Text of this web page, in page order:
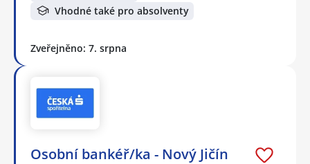
Vhodné také pro absolventy
Zveřejněno: 7. srpna
Osobní bankéř/ka - Nový Jičín